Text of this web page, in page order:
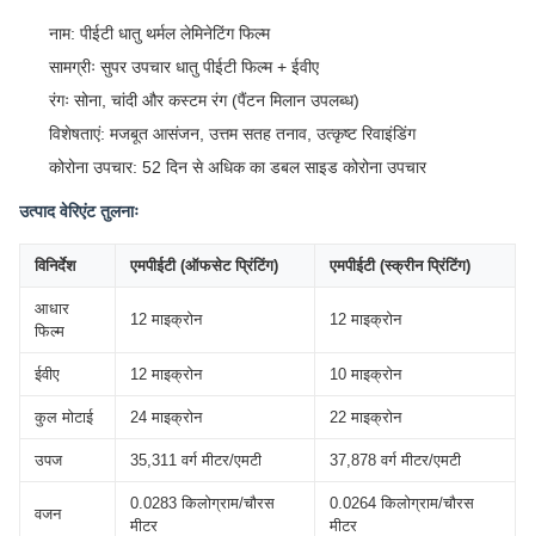
नाम: पीईटी धातु थर्मल लेमिनेटिंग फिल्म
सामग्रीः सुपर उपचार धातु पीईटी फिल्म + ईवीए
रंगः सोना, चांदी और कस्टम रंग (पैंटन मिलान उपलब्ध)
विशेषताएं: मजबूत आसंजन, उत्तम सतह तनाव, उत्कृष्ट रिवाइंडिंग
कोरोना उपचार: 52 दिन से अधिक का डबल साइड कोरोना उपचार
उत्पाद वेरिएंट तुलनाः
विनिर्देश एमपीईटी (ऑफसेट प्रिंटिंग) एमपीईटी (स्क्रीन प्रिंटिंग)
आधार
फिल्म
12 माइक्रोन 12 माइक्रोन
ईवीए 12 माइक्रोन 10 माइक्रोन
कुल मोटाई 24 माइक्रोन 22 माइक्रोन
उपज 35,311 वर्ग मीटर/एमटी 37,878 वर्ग मीटर/एमटी
वजन
0.0283 किलोग्राम/चौरस
मीटर
0.0264 किलोग्राम/चौरस
मीटर